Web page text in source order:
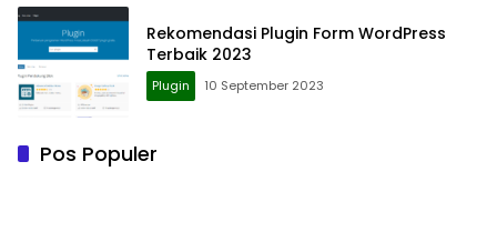
Rekomendasi Plugin Form WordPress
Terbaik 2023
Plugin 10 September 2023
Pos Populer